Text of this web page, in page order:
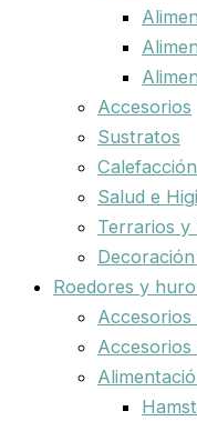
Accesorios
Sustratos
Salud e
Terrarios y
Roedores y
Accesorios
Accesorios